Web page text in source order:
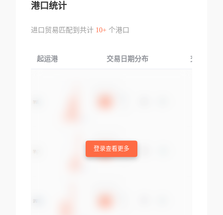
港口统计
进口贸易匹配到共计 10+个港口
起运港 交易日期分布 交易产品
登录查看更多